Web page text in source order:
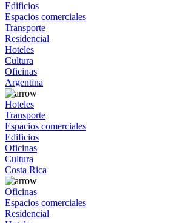
Edificios
Espacios comerciales
Transporte
Residencial
Hoteles
Cultura
Oficinas
Argentina
Hoteles
Transporte
Espacios comerciales
Edificios
Oficinas
Cultura
Costa Rica
Oficinas
Espacios comerciales
Residencial